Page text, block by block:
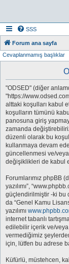
SSS
Forum ana sayfa
Cevaplanmamış başlıklar
"ODSED" (diğer
"https://
alttaki koşulları kabul
koşulların tümünü
panosuna giriş
zamanda
düzenli olarak bu
kullanmaya devam
güncellenmesi ve/
değişiklikleri de kabul
Forumlarımız phpBB
yazılımı”,
güçlendirilmiştir -ki bu
da “Genel Kamu
yazılımı
internet tabanlı
edilebilir içerik ve/
vermediğimiz
için, lütfen bu adrese
Küfürlü, müstehcen,